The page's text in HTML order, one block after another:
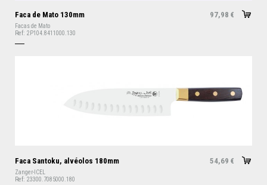
Faca de Mato 130mm 97,98 €
Facas de Mato
Ref: 2P104.8411000.130
Faca Santoku, alvéolos 180mm 54,69 €
Zanger-ICEL
Ref: 23300.7085000.180